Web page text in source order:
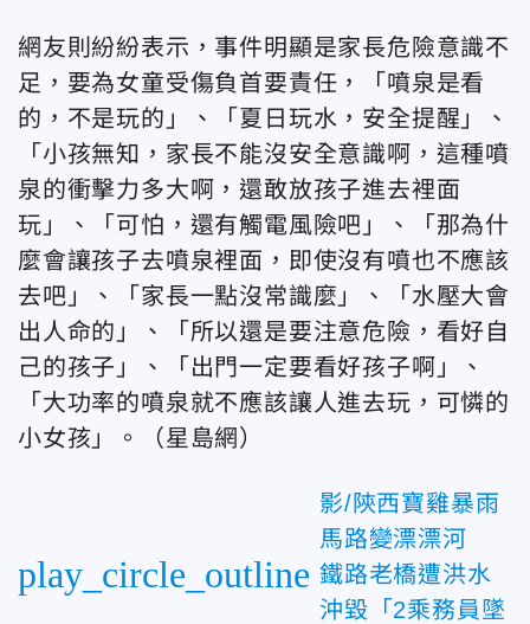
網友則紛紛表示，事件明顯是家長危險意識不
足，要為女童受傷負首要責任，「噴泉是看
的，不是玩的」、「夏日玩水，安全提醒」、
「小孩無知，家長不能沒安全意識啊，這種噴
泉的衝擊力多大啊，還敢放孩子進去裡面
玩」、「可怕，還有觸電風險吧」、「那為什
麼會讓孩子去噴泉裡面，即使沒有噴也不應該
去吧」、「家長一點沒常識麼」、「水壓大會
出人命的」、「所以還是要注意危險，看好自
己的孩子」、「出門一定要看好孩子啊」、
「大功率的噴泉就不應該讓人進去玩，可憐的
小女孩」。（星島網）
play_circle_outline
影/陝西寶雞暴雨
馬路變漂漂河
鐵路老橋遭洪水
沖毀「2乘務員墜